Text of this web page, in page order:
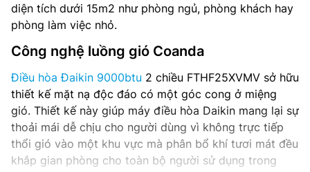
diện tích dưới 15m2 như phòng ngủ, phòng khách hay
phòng làm việc nhỏ.
Công nghệ luồng gió Coanda
Điều hòa Đaikin 9000btu 2 chiều FTHF25XVMV sở hữu
thiết kế mặt nạ độc đáo có một góc cong ở miệng
gió. Thiết kế này giúp máy điều hòa Daikin mang lại sự
thoải mái dễ chịu cho người dùng vì không trực tiếp
thổi gió vào một khu vực mà phân bổ khí tươi mát đều
khắp gian phòng cho toàn bộ người sử dụng trong